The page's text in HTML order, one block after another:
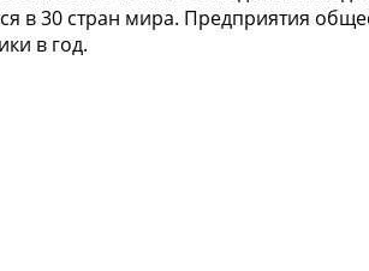
в 30 стран мира. Предприятия
в год.